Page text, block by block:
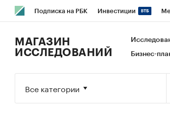
Подписка на РБК Инвестиции
Исследования Кредитные рейтинги
МАГАЗИН
ИССЛЕДОВАНИЙ
Бизнес-
Все категории